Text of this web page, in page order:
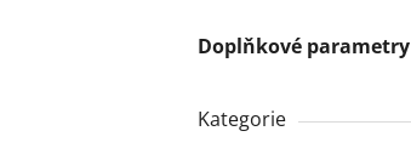
Doplňkové parametry
Kategorie